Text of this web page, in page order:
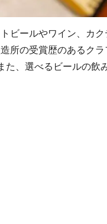
ビールやワイン、カク
所の受賞歴のあるクラ
た、選べるビールの飲